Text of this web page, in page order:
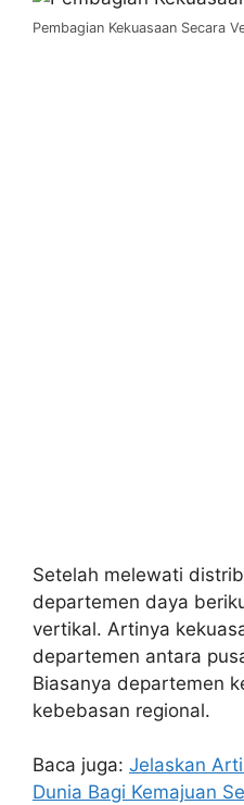
Pembagian Kekuasaan Secara
Setelah melewati
departemen daya
vertikal. Artinya
departemen antara
Biasanya departemen
kebebasan regional.
Baca juga: Jelaskan
Dunia Bagi Kemajuan